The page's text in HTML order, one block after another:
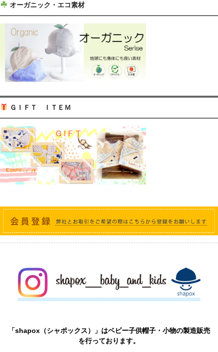
オーガニック・エコ素材
ＧＩＦＴ ＩＴＥＭ
「shapox（シャポックス）」はベビー子供帽子・小物の製造販売
を行っております。